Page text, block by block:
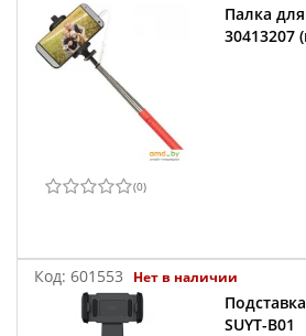
Палка
30413207
(0)
Код: 601553 Нет в наличии
SUYT-B01